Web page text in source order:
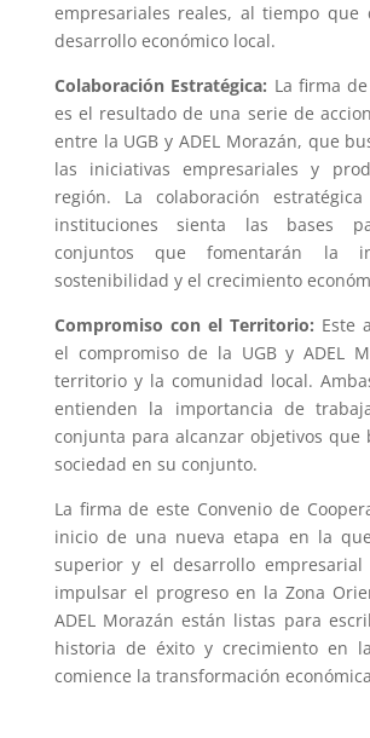
empresariales reales, al tiempo que
desarrollo económico local.
Colaboración Estratégica: La firma
es el resultado de una serie de
entre la UGB y ADEL Morazán, que
las iniciativas empresariales y
región. La colaboración
instituciones sienta las bases
conjuntos que fomentarán la
sostenibilidad y el crecimiento
Compromiso con el Territorio: Este
el compromiso de la UGB y ADEL
territorio y la comunidad local.
entienden la importancia de
conjunta para alcanzar objetivos que
sociedad en su conjunto.
La firma de este Convenio de
inicio de una nueva etapa en la
superior y el desarrollo
impulsar el progreso en la Zona
ADEL Morazán están listas para
historia de éxito y crecimiento en
comience la transformación